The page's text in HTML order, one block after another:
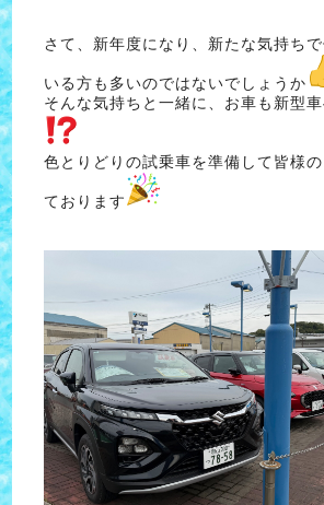
さて、新年度になり、新たな気持ち
いる方も多いのではないでしょうか
そんな気持ちと一緒に、お車も新型
色とりどりの試乗車を準備して皆様
ております